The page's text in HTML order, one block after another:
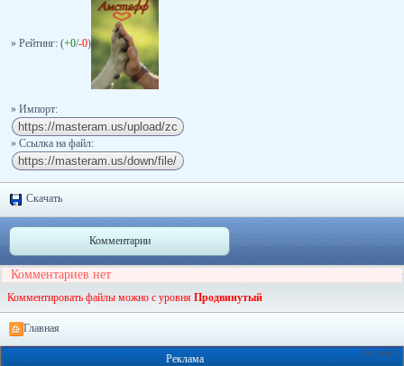
» Рейтинг: (+0/-0)
» Импорт:
» Ссылка на файл:
Скачать
Комментарии
Комментариев нет
Комментировать файлы можно с уровня Продвинутый
Главная
Онлайн: 1
Реклама